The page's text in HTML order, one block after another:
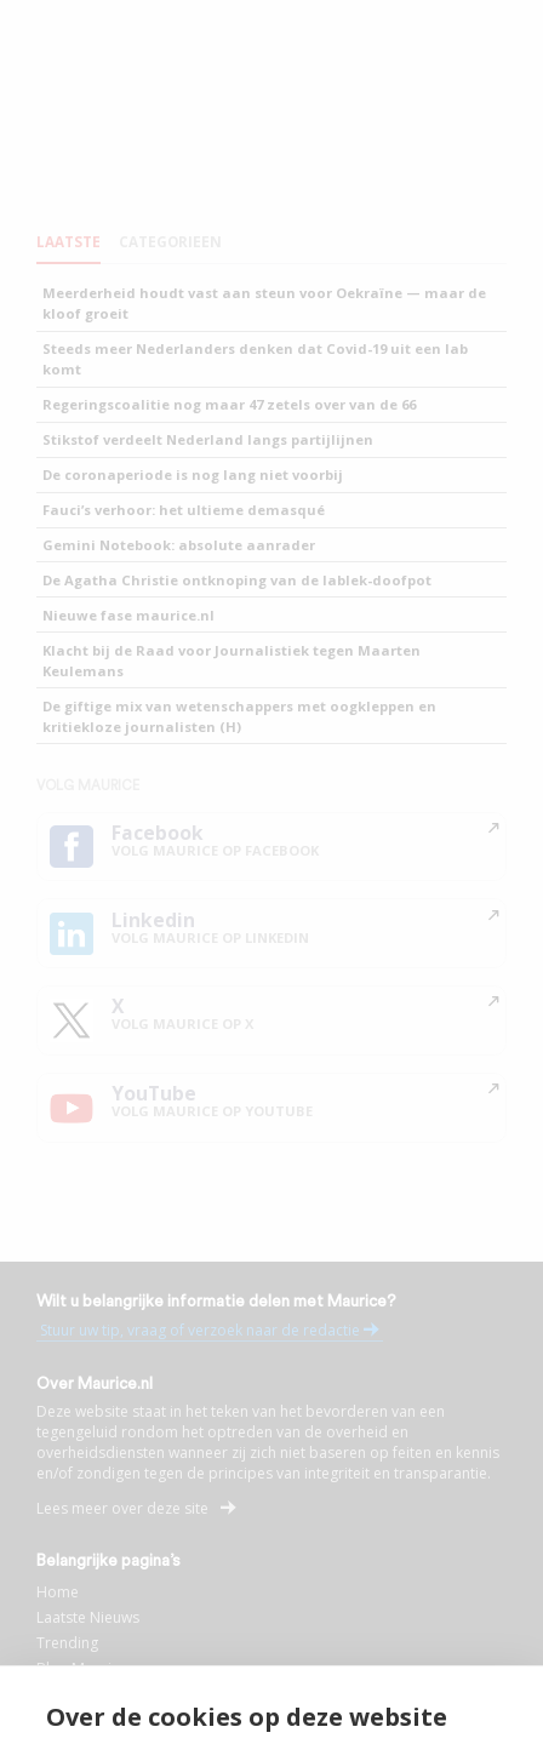
Over de cookies op deze website
LAATSTE
Meerderheid houdt vast aan steun voor Oekraïne — maar de
kloof groeit
Steeds meer Nederlanders denken dat Covid-19 uit een lab
komt
Regeringscoalitie nog maar 47 zetels over van de 66
Stikstof verdeelt Nederland langs partijlijnen
De coronaperiode is nog lang niet voorbij
Fauci’s verhoor: het ultieme demasqué
Gemini Notebook: absolute aanrader
De Agatha Christie ontknoping van de lablek-doofpot
Nieuwe fase maurice.nl
Klacht bij de Raad voor Journalistiek tegen Maarten
Keulemans
De giftige mix van wetenschappers met oogkleppen en
kritiekloze journalisten (H)
Facebook
Linkedin
X
YouTube
Wilt u belangrijke informatie delen met Maurice?
Stuur uw tip, vraag of verzoek naar de redactie
Over Maurice.nl
Deze website staat in het teken van het bevorderen van een
tegengeluid rondom het optreden van de overheid en
overheidsdiensten wanneer zij zich niet baseren op feiten en kennis
en/of zondigen tegen de principes van integriteit en transparantie.
Lees meer over deze site
Belangrijke pagina’s
Home
Laatste Nieuws
Trending
Blog Maurice
Bibliotheek